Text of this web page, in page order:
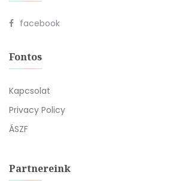
facebook
Fontos
Kapcsolat
Privacy Policy
ÁSZF
Partnereink